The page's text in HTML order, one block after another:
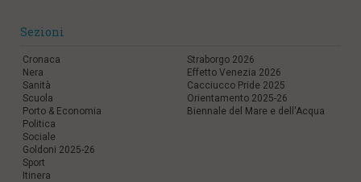
Sezioni
Cronaca
Nera
Sanità
Scuola
Porto & Economia
Politica
Sociale
Goldoni 2025-26
Sport
Itinera
Straborgo 2026
Effetto Venezia 2026
Cacciucco Pride 2025
Orientamento 2025-26
Biennale del Mare e dell'Acqua